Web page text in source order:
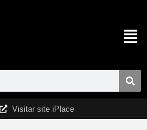
Visitar site iPlace